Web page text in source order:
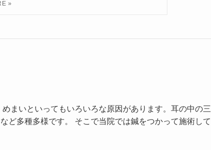
まいといってもいろいろな原因があります。耳の中の三
ど多種多様です。 そこで当院では鍼をつかって施術して